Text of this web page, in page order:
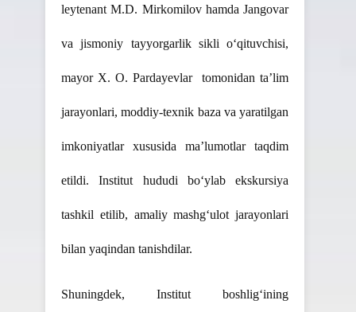
leytenant M.D. Mirkomilov hamda Jangovar
va jismoniy tayyorgarlik sikli o‘qituvchisi,
mayor X. O. Pardayevlar tomonidan taʼlim
jarayonlari, moddiy-texnik baza va yaratilgan
imkoniyatlar xususida maʼlumotlar taqdim
etildi. Institut hududi bo‘ylab ekskursiya
tashkil etilib, amaliy mashg‘ulot jarayonlari
bilan yaqindan tanishdilar.
Shuningdek, Institut boshlig‘ining